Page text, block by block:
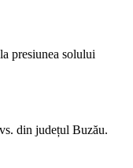
presiunea solului
din județul Buzău.